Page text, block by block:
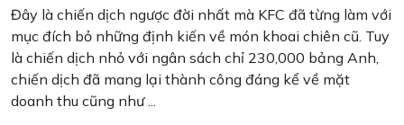
Đây là chiến dịch ngược đời nhất mà KFC đã từng làm với
mục đích bỏ những định kiến về món khoai chiên cũ. Tuy
là chiến dịch nhỏ với ngân sách chỉ 230,000 bảng Anh,
chiến dịch đã mang lại thành công đáng kể về mặt
doanh thu cũng như ...